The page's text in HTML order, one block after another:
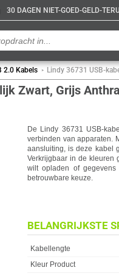
30 DAGEN NIET-GOED-GELD-
2.0 Kabels Lindy 36731 USB-
Zwart, Grijs
De Lindy 36731 USB-
verbinden van apparaten.
aansluiting, is deze kabel
Verkrijgbaar in de kleuren
wilt opladen of
betrouwbare keuze.
BELANGRIJKSTE
Eigenschap
Kabellengte
Kleur Product